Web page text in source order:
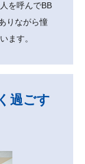
を呼んでBB
りながら憧
ます。
過ごす